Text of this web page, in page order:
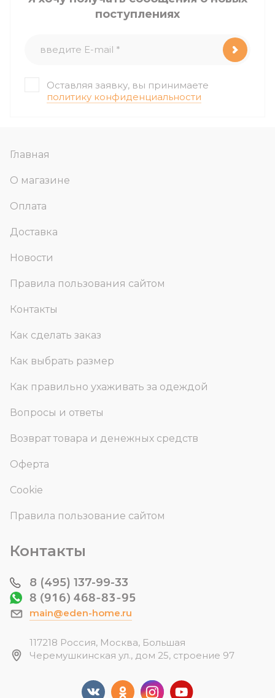
Главная
О магазине
Оплата
Доставка
Новости
Правила пользования сайтом
Контакты
Как сделать заказ
Как выбрать размер
Как правильно ухаживать за одеждой
Вопросы и ответы
Возврат товара и денежных средств
Оферта
Cookie
Правила пользование сайтом
Контакты
8 (495) 137-99-33
8 (916) 468-83-95
main@eden-home.ru
117218 Россия, Москва, Большая
Черемушкинская ул., дом 25, строение 97
поступлениях
Оставляя заявку, вы принимаете
политику конфиденциальности